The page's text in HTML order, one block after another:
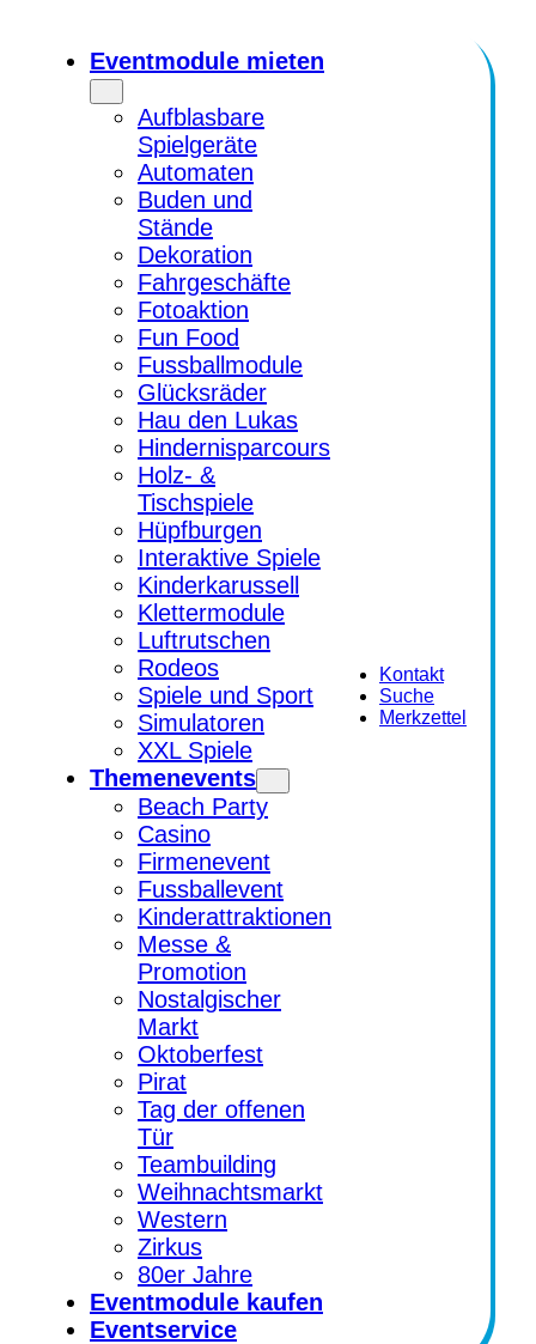
Eventmodule mieten
Aufblasbare
Spielgeräte
Automaten
Buden und
Stände
Dekoration
Fahrgeschäfte
Fotoaktion
Fun Food
Fussballmodule
Glücksräder
Hau den Lukas
Hindernisparcours
Holz- &
Tischspiele
Hüpfburgen
Interaktive Spiele
Kinderkarussell
Klettermodule
Luftrutschen
Rodeos
Spiele und Sport
Simulatoren
XXL Spiele
Themenevents
Beach Party
Casino
Firmenevent
Fussballevent
Kinderattraktionen
Messe &
Promotion
Nostalgischer
Markt
Oktoberfest
Pirat
Tag der offenen
Tür
Teambuilding
Weihnachtsmarkt
Western
Zirkus
80er Jahre
Eventmodule kaufen
Eventservice
Kontakt
Suche
Merkzettel